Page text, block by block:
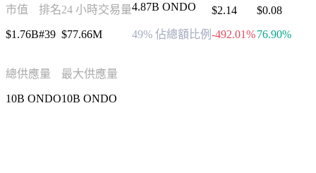
市值
$1.76B
排名
#39
24 小時交易量
$77.66M
4.87B ONDO
49% 佔總額比例
$2.14
-492.01%
$0.08
76.90%
總供應量
10B ONDO
最大供應量
10B ONDO